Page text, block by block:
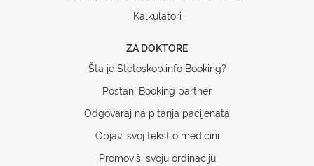
Kalkulatori
ZA DOKTORE
Šta je Stetoskop.info Booking?
Postani Booking partner
Odgovaraj na pitanja pacijenata
Objavi svoj tekst o medicini
Promoviši svoju ordinaciju